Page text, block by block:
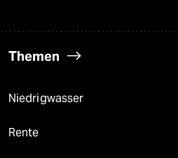
Themen
Niedrigwasser
Rente